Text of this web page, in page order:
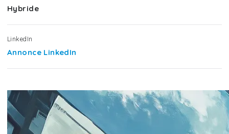
Hybride
LinkedIn
Annonce LinkedIn